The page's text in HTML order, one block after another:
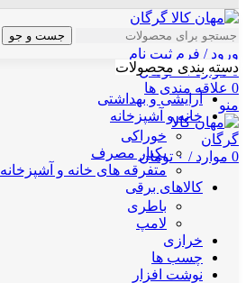
جست و جو
ورود / فرم ثبت نام
0 موارد / ۰ تومان
0 علاقه مندی ها
منو
0 موارد / ۰ تومان
دسته بندی محصولات
آرایشی و بهداشتی
خانه و آشپزخانه
خوراکی
یکبار مصرف
متفرقه های خانه و آشپزخانه
کالاهای برقی
باطری
لامپ
خرازی
چسب ها
نوشت افزار